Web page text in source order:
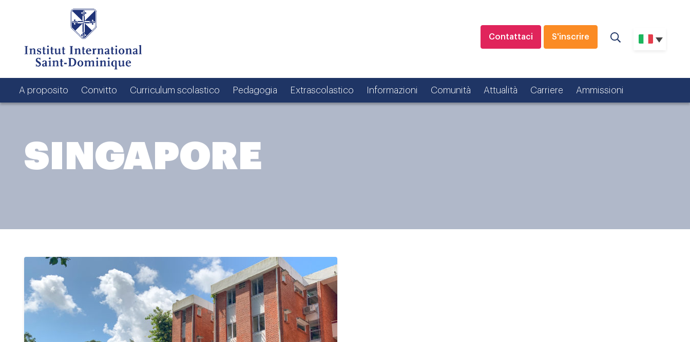
Contattaci S'inscrire
A proposito Convitto Curriculum scolastico Pedagogia Extrascolastico Informazioni Comunità Attualità Carriere Ammissioni
SINGAPORE